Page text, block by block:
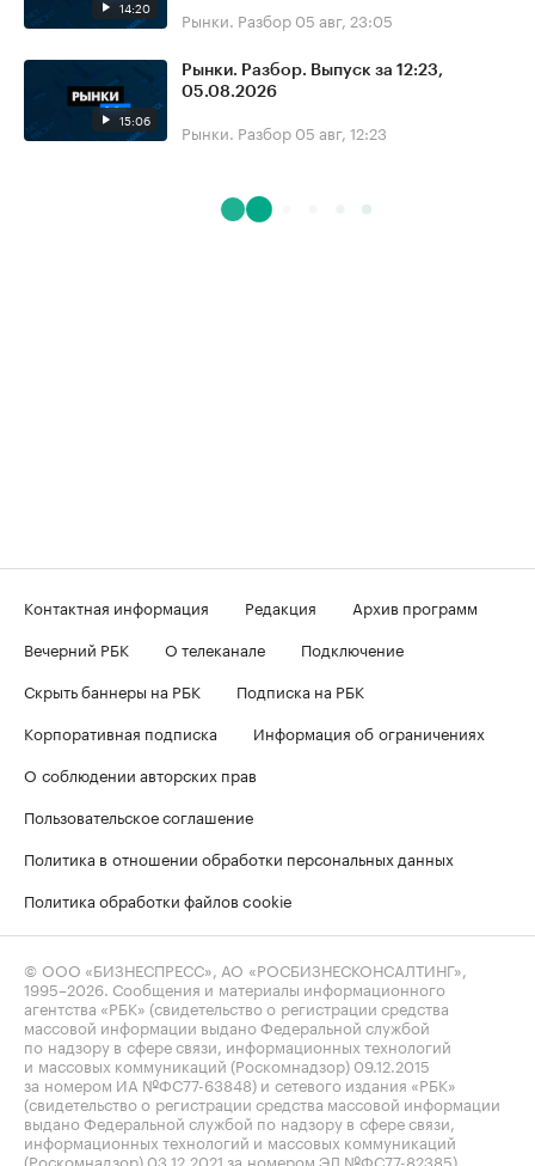
14:20 Рынки. Разбор 05 авг, 23:05
15:06
Рынки. Разбор. Выпуск за 12:23,
05.08.2026
Рынки. Разбор 05 авг, 12:23
Контактная информация Редакция
Архив программ
Вечерний РБК
О телеканале
Подключение
Скрыть баннеры на РБК
Подписка на РБК
Корпоративная подписка
Информация об ограничениях
О соблюдении авторских прав
Пользовательское соглашение
Политика в отношении обработки персональных данных
Политика обработки файлов cookie
© ООО «БИЗНЕСПРЕСС», АО «РОСБИЗНЕСКОНСАЛТИНГ»,
1995–2026 . Сообщения и материалы информационного
агентства «РБК» (свидетельство о регистрации средства
массовой информации выдано Федеральной службой
по надзору в сфере связи, информационных технологий
и массовых коммуникаций (Роскомнадзор) 09.12.2015
за номером ИА №ФС77-63848) и сетевого издания «РБК»
(свидетельство о регистрации средства массовой информации
выдано Федеральной службой по надзору в сфере связи,
информационных технологий и массовых коммуникаций
(Роскомнадзор) 03.12.2021 за номером ЭЛ №ФС77-82385)